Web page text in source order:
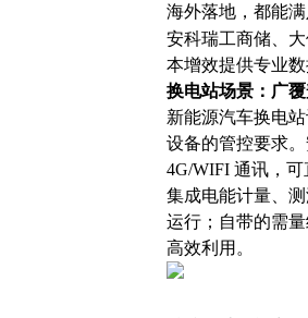
海外落地，都能
安科瑞工商储、
本增效提供专业
换电站场景：广
新能源汽车换电
设备的管控要求
4G/WIFI 通讯，可
集成电能计量、
运行；自带的需
高效利用。